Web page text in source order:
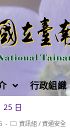
行政組織
25 日
Post資訊組 /資通安全